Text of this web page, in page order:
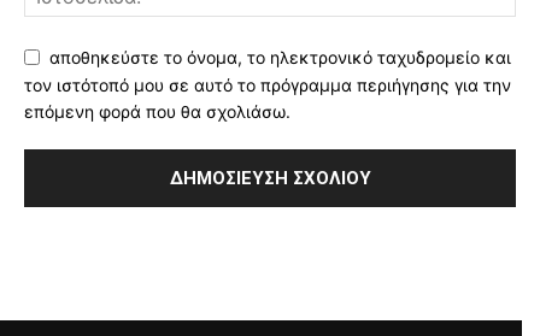
αποθηκεύστε το όνομα, το ηλεκτρονικό ταχυδρομείο και
τον ιστότοπό μου σε αυτό το πρόγραμμα περιήγησης για την
επόμενη φορά που θα σχολιάσω.